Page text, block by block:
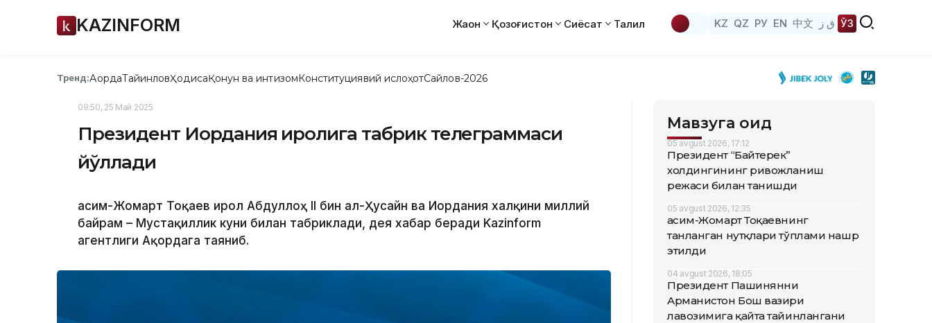
KAZINFORM Жаҳон Қозоғистон Сиёсат Таҳлил KZ QZ РУ EN 中文 ق ز ЎЗ
Тренд:АқордаТайинловҲодисаҚонун ва интизомКонституциявий ислоҳотСайлов-2026
09:50, 25 Май 2025
Президент Иордания Қиролига табрик телеграммаси
йўллади
Қасим-Жомарт Тоқаев Қирол Абдуллоҳ II бин ал-Ҳусайн ва Иордания халқини миллий
байрам – Мустақиллик куни билан табриклади, дея хабар беради Kazinform
агентлиги Ақордага таяниб.
Мавзуга оид
05 avgust 2026, 17:12
Президент “Байтерек”
холдингининг ривожланиш
режаси билан танишди
05 avgust 2026, 12:35
Қасим-Жомарт Тоқаевнинг
танланган нутқлари тўплами нашр
этилди
04 avgust 2026, 18:05
Президент Пашинянни
Арманистон Бош вазири
лавозимига қайта тайинлангани